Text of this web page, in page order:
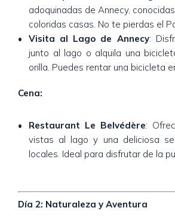
adoquinadas de Annecy,
coloridas casas. No te pierdas el
Visita al Lago de Annecy:
junto al lago o alquila una
orilla. Puedes rentar una bicicleta
Cena:
Restaurant Le Belvédère:
vistas al lago y una deliciosa
locales. Ideal para disfrutar de la
Día 2: Naturaleza y Aventura